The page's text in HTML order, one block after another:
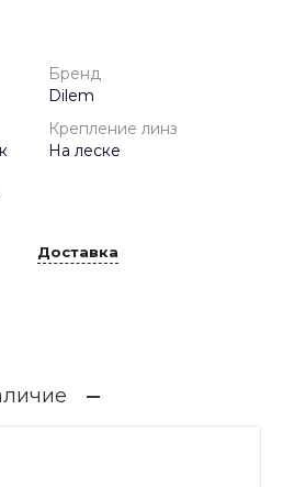
Бренд
Dilem
Крепление линз
На леске
Доставка